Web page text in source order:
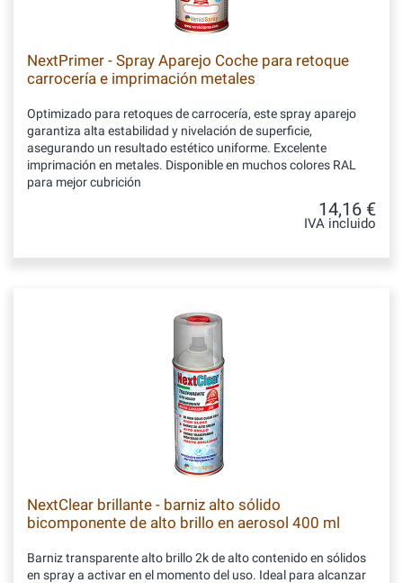
NextPrimer - Spray Aparejo Coche para retoque
carrocería e imprimación metales
Optimizado para retoques de carrocería, este spray aparejo
garantiza alta estabilidad y nivelación de superficie,
asegurando un resultado estético uniforme. Excelente
imprimación en metales. Disponible en muchos colores RAL
para mejor cubrición
14,16 €
IVA incluido
NextClear brillante - barniz alto sólido
bicomponente de alto brillo en aerosol 400 ml
Barniz transparente alto brillo 2k de alto contenido en sólidos
en spray a activar en el momento del uso. Ideal para alcanzar